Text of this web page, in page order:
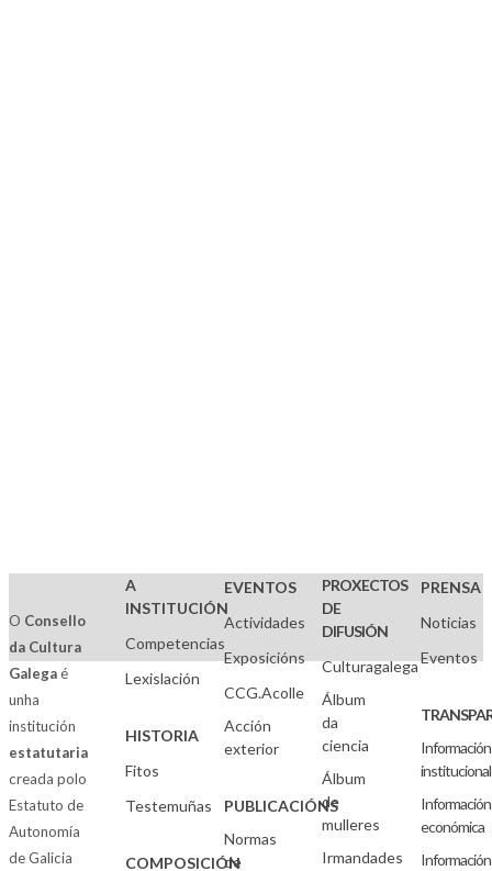
O Consello
da Cultura
Galegaé
unha
institución
estatutaria
creada polo
Estatuto de
Autonomía
de Galicia
A
INSTITUCIÓN
Competencias
Lexislación
HISTORIA
Fitos
Testemuñas
COMPOSICIÓN
EVENTOS
Actividades
Exposicións
CCG.Acolle
Acción
exterior
PUBLICACIÓNS
Normas
de
PROXECTOS
DE
DIFUSIÓN
Culturagalega
Álbum
da
ciencia
Álbum
de
mulleres
Irmandades
PRENSA
Noticias
Eventos
Información
institucional
Información
económica
Información